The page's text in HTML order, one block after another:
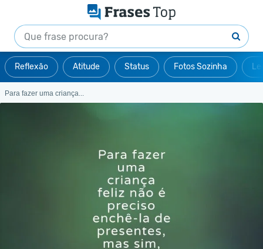
Reflexão Atitude Status Fotos Sozinha
Para fazer uma criança...